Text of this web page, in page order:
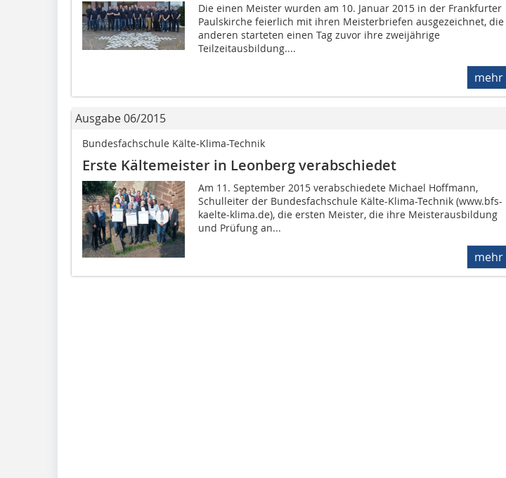
Die einen Meister wurden am 10. Januar 2015 in der Frankfurter
Paulskirche feierlich mit ihren Meisterbriefen ausgezeichnet, die
anderen starteten einen Tag zuvor ihre zweijährige
Teilzeitausbildung....
mehr
Ausgabe 06/2015
Bundesfachschule Kälte-Klima-Technik
Erste Kältemeister in Leonberg verabschiedet
Am 11. September 2015 verabschiedete Michael Hoffmann,
Schulleiter der Bundesfachschule Kälte-Klima-Technik (www.bfs-
kaelte-klima.de), die ersten Meister, die ihre Meisterausbildung
und Prüfung an...
mehr